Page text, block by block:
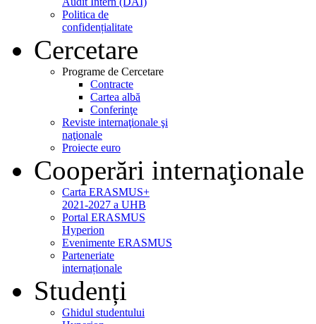
Politica de
confidențialitate
Cercetare
Programe de Cercetare
Contracte
Cartea albă
Conferinţe
Reviste internaţionale şi
naţionale
Proiecte euro
Cooperări internaţionale
Carta ERASMUS+
2021-2027 a UHB
Portal ERASMUS
Hyperion
Evenimente ERASMUS
Parteneriate
internaționale
Studenți
Ghidul studentului